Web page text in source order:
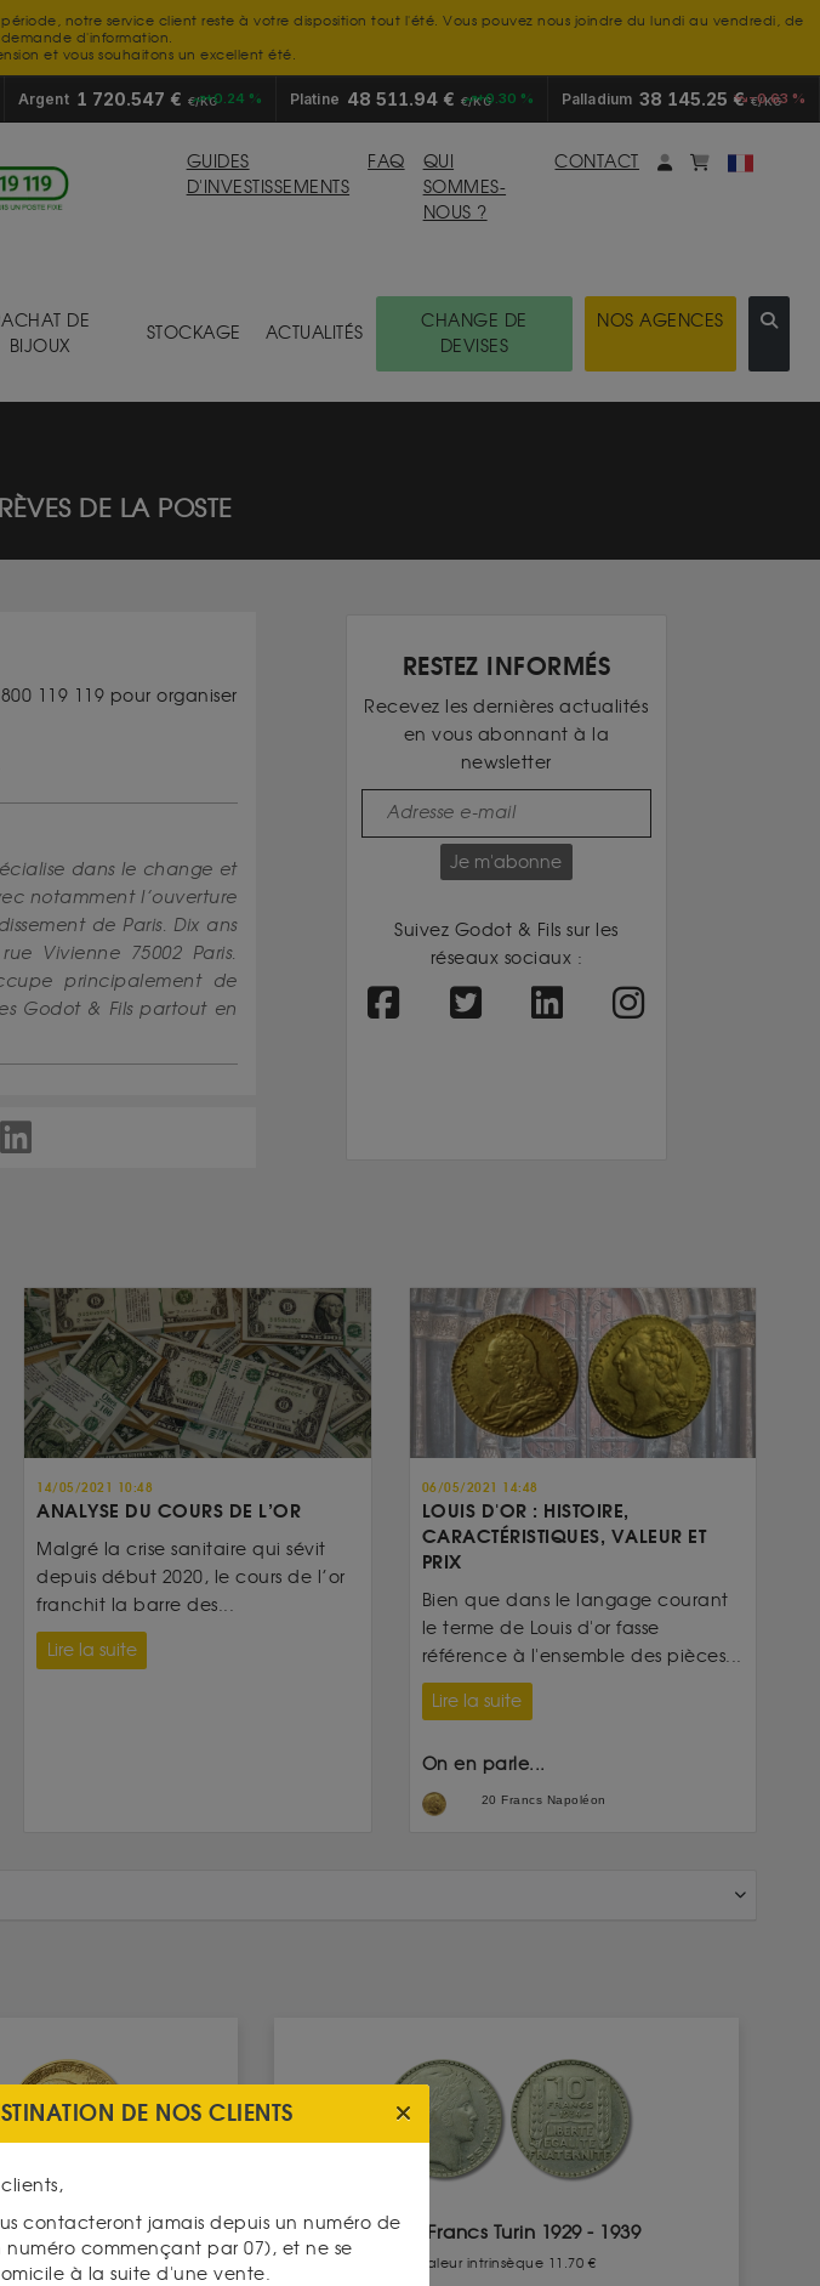
notre service client reste à votre disposition tout l'été. Vous pouvez nous joindre du lundi au vendredi, de
d'information.
et vous souhaitons un excellent été.
Argent 1 720.547 € €/KG+0.24 % Platine 48 511.94 € €/KG+0.30 % Palladium 38 145.25 € €/KG
-0.63 %
GUIDES
D'INVESTISSEMENTS
FAQ
QUI
SOMMES-
NOUS ?
CONTACT Mon compte
monpanier
DE
BIJOUX
STOCKAGE ACTUALITÉS
CHANGE DE
DEVISES
NOS AGENCES
DE LA POSTE
119 119 pour organiser
dans le change et
notamment l’ouverture
de Paris. Dix ans
Vivienne 75002 Paris.
principalement de
Godot & Fils partout en
RESTEZ INFORMÉS
Recevez les dernières actualités
en vous abonnant à la
newsletter
Je m'abonne
Suivez Godot & Fils sur les
réseaux sociaux :
14/05/2021 10:48
ANALYSE DU COURS DE L’OR
Malgré la crise sanitaire qui sévit
depuis début 2020, le cours de l’or
franchit la barre des...
Lire la suite
06/05/2021 14:48
LOUIS D'OR : HISTOIRE,
CARACTÉRISTIQUES, VALEUR ET
PRIX
Bien que dans le langage courant
le terme de Louis d'or fasse
référence à l'ensemble des pièces...
Lire la suite
On en parle...
20 Francs Napoléon
1 Once Or 10 Francs Turin 1929 - 1939
Valeur intrinsèque 11.70 €
DE NOS CLIENTS
contacteront jamais depuis un numéro de
commençant par 07), et ne se
à la suite d'une vente.